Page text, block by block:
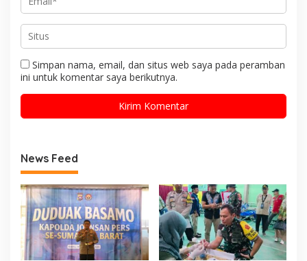
Simpan nama, email, dan situs web saya pada peramban
ini untuk komentar saya berikutnya.
News Feed